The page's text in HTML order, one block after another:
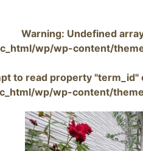
Warning: Undefined
wp/wp-content/
to read property "term_id"
wp/wp-content/